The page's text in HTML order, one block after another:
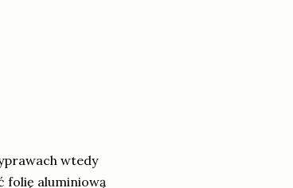
wtedy
folię aluminiową